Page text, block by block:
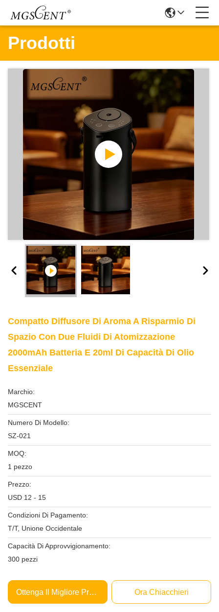
Prodotti
Compatto Diffusore Di Aroma A Risparmio Di
Spazio Con Due Fluidi Di Atomizzazione
2000mAh Batteria E 20ml Di Capacità Di Olio
Essenziale
Marchio:
MGSCENT
Numero Di Modello:
SZ-021
MOQ:
1 pezzo
Prezzo:
USD 12 - 15
Condizioni Di Pagamento:
T/T, Unione Occidentale
Capacità Di Approvvigionamento:
300 pezzi
Ottenga Il Migliore Prezzo Ora Chiacchieri